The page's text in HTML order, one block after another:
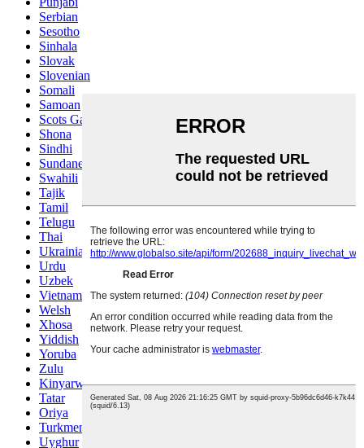
Serbian
Sesotho
Sinhala
Slovak
Slovenian
Somali
Samoan
Scots Gaelic
Shona
Sindhi
Sundanese
Swahili
Tajik
Tamil
Telugu
Thai
Ukrainian
Urdu
Uzbek
Vietnamese
Welsh
Xhosa
Yiddish
Yoruba
Zulu
Kinyarwanda
Tatar
Oriya
Turkmen
Uyghur